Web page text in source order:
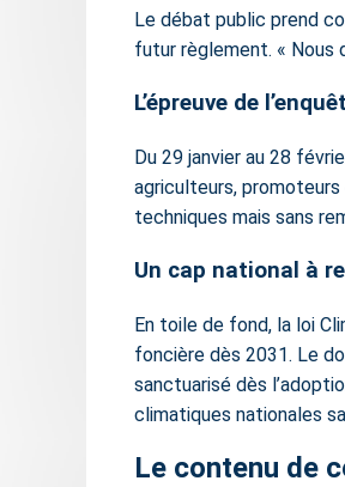
Le débat public prend
futur règlement. « Nous
L’épreuve de
Du 29 janvier au 28
agriculteurs, promoteurs
techniques mais sans
Un cap national à
En toile de fond, la loi
foncière dès 2031. Le
sanctuarisé dès
climatiques nationales
Le contenu de